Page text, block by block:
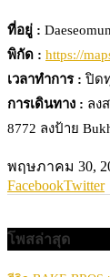
ที่อยู่ :
พิกัด : https://
เวลาทำการ : ปิด
การเดินทาง : ลง
8772 ลงป้าย
พฤษภาคม 30,
FacebookTwitter
โพสล่าสุด